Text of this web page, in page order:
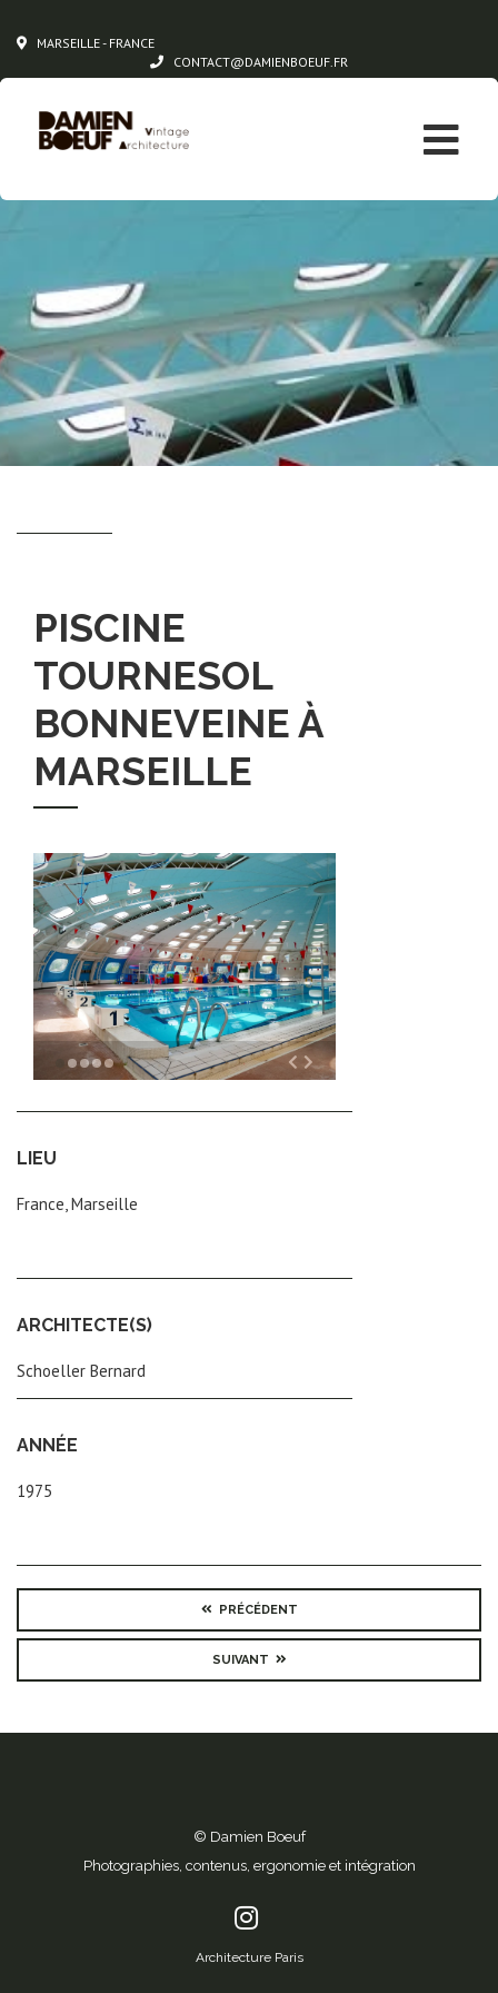
MARSEILLE - FRANCE
CONTACT@DAMIENBOEUF.FR
PISCINE
TOURNESOL
BONNEVEINE À
MARSEILLE
LIEU
France, Marseille
ARCHITECTE(S)
Schoeller Bernard
ANNÉE
1975
PRÉCÉDENT
SUIVANT
© Damien Boeuf
Photographies, contenus, ergonomie et intégration
Architecture Paris